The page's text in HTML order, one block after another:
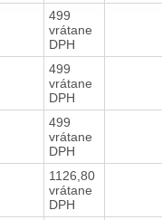
499
vrátane
DPH
499
vrátane
DPH
499
vrátane
DPH
1126,80
vrátane
DPH